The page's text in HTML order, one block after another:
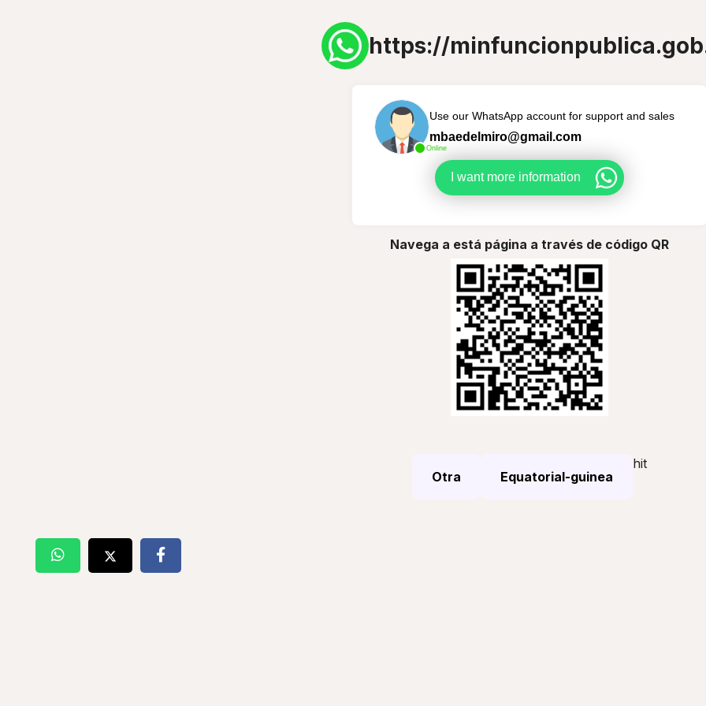
https://
Online
Use our WhatsApp account for support and sales
mbaedelmiro@gmail.com
I want more information
Navega a está página a través de código QR
Otra Equatorial-guinea
hit